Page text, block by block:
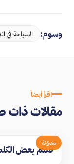
وسوم: السياحة في
اقرأ أيضاً
مقالات ذات
مدوّنة
تعلم بعض